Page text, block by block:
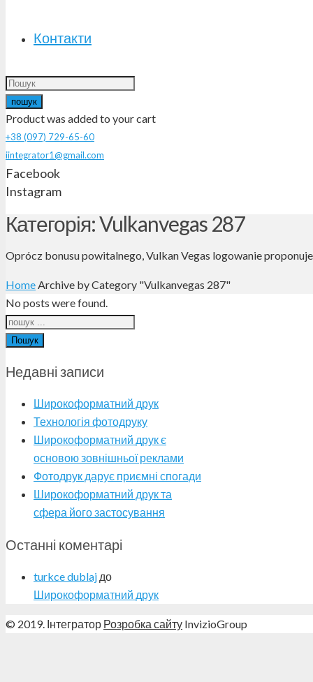
Контакти
пошук
Productwas added to your cart
+38 (097) 729-65-60
iintegrator1@gmail.com
Facebook
Instagram
Категорія: Vulkanvegas 287
Oprócz bonusu powitalnego, Vulkan Vegas logowanie
HomeArchive by Category "Vulkanvegas 287"
No posts were found.
Пошук
Недавні записи
Широкоформатний друк
Технологія фотодруку
Широкоформатний друк є
основою зовнішньої реклами
Фотодрук дарує приємні спогади
Широкоформатний друк та
сфера його застосування
Останні коментарі
turkce dublaj до
Широкоформатний друк
© 2019. Інтегратор Розробка сайту InvizioGroup